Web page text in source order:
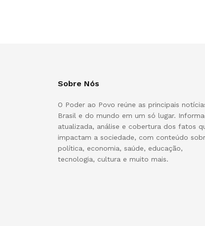
Sobre Nós
O Poder ao Povo reúne as principais
Brasil e do mundo em um só lugar.
atualizada, análise e cobertura dos fatos
impactam a sociedade, com conteúdo
política, economia, saúde, educação,
tecnologia, cultura e muito mais.